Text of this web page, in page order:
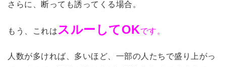
さらに、断っても誘ってくる場合。
もう、これはスルーしてOKです。
人数が多ければ、多いほど、一部の人たちで盛り上がっ